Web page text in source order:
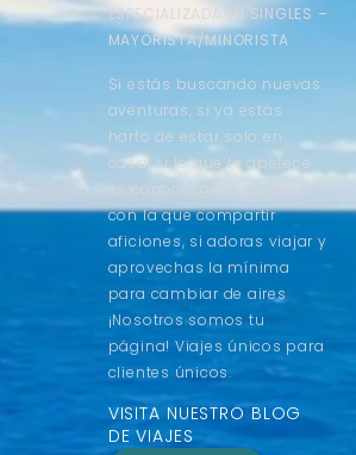
ESPECIALIZADA EN SINGLES –
MAYORISTA/MINORISTA
Si estás buscando nuevas
aventuras, si ya estás
harto de estar solo en
casa, si lo que te apetece
es conocer gente nueva
con la que compartir
aficiones, si adoras viajar y
aprovechas la mínima
para cambiar de aires
¡Nosotros somos tu
página! Viajes únicos para
clientes únicos.
VISITA NUESTRO BLOG
DE VIAJES